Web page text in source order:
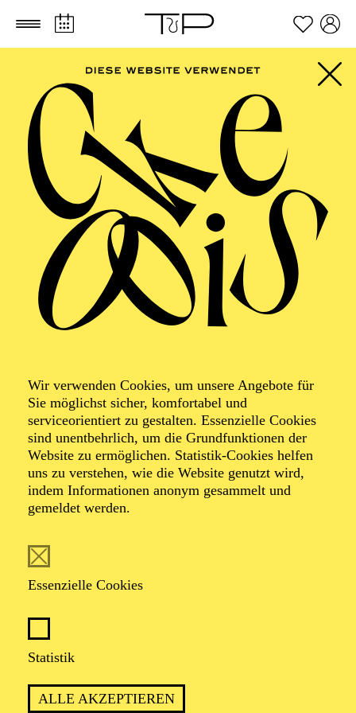
Zum Hauptinhalt springen Zum Footer springen
Wir verwenden Cookies, um unsere Angebote für
Sie möglichst sicher, komfortabel und
serviceorientiert zu gestalten. Essenzielle Cookies
sind unentbehrlich, um die Grundfunktionen der
Website zu ermöglichen. Statistik-Cookies helfen
uns zu verstehen, wie die Website genutzt wird,
indem Informationen anonym gesammelt und
gemeldet werden.
Essenzielle Cookies
Statistik
ALLE AKZEPTIEREN
Foto: Johan Sandberg
Isabell Bromm
Tänzerin (ständiger Gast)
ersten Tanzunterricht im Tanzgymnasium Essen-
Freiburg aufgenommen wurde. Ihre Ausbildung schloss
besuchte sie Workshops und Meisterkurse,
beispielsweise 2018 NRW Juniorballett Dortmund und